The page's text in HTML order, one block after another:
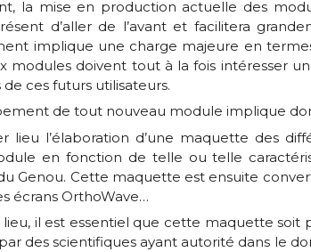
la mise en production actuelle des
d’aller de l’avant et facilitera
implique une charge majeure en
modules doivent tout à la fois intéresser
ces futurs utilisateurs.
de tout nouveau module implique
lieu l’élaboration d’une maquette des
en fonction de telle ou telle
Genou. Cette maquette est ensuite
écrans OrthoWave…
lieu, il est essentiel que cette maquette
des scientifiques ayant autorité dans le